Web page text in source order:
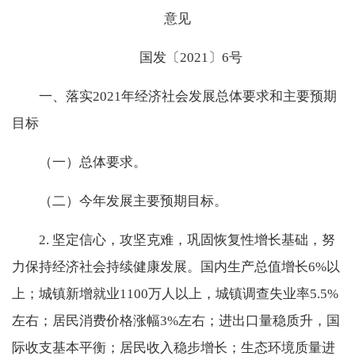
意见
国发〔2021〕6号
一、落实2021年经济社会发展总体要求和主要预期
目标
（一）总体要求。
（二）今年发展主要预期目标。
2. 坚定信心，攻坚克难，巩固恢复性增长基础，努
力保持经济社会持续健康发展。国内生产总值增长6%以
上；城镇新增就业1100万人以上，城镇调查失业率5.5%
左右；居民消费价格涨幅3%左右；进出口量稳质升，国
际收支基本平衡；居民收入稳步增长；生态环境质量进